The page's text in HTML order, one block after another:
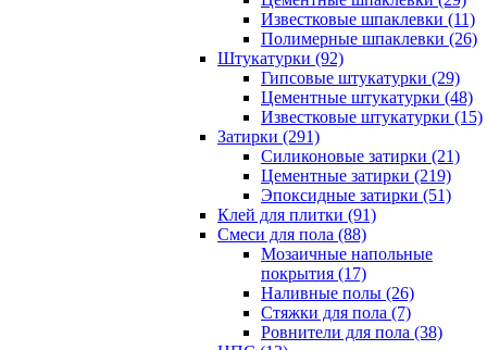
Известковые шпаклевки (11)
Полимерные шпаклевки (26)
Штукатурки (92)
Гипсовые штукатурки (29)
Цементные штукатурки (48)
Известковые штукатурки (15)
Затирки (291)
Силиконовые затирки (21)
Цементные затирки (219)
Эпоксидные затирки (51)
Клей для плитки (91)
Смеси для пола (88)
Мозаичные напольные
покрытия (17)
Наливные полы (26)
Стяжки для пола (7)
Ровнители для пола (38)